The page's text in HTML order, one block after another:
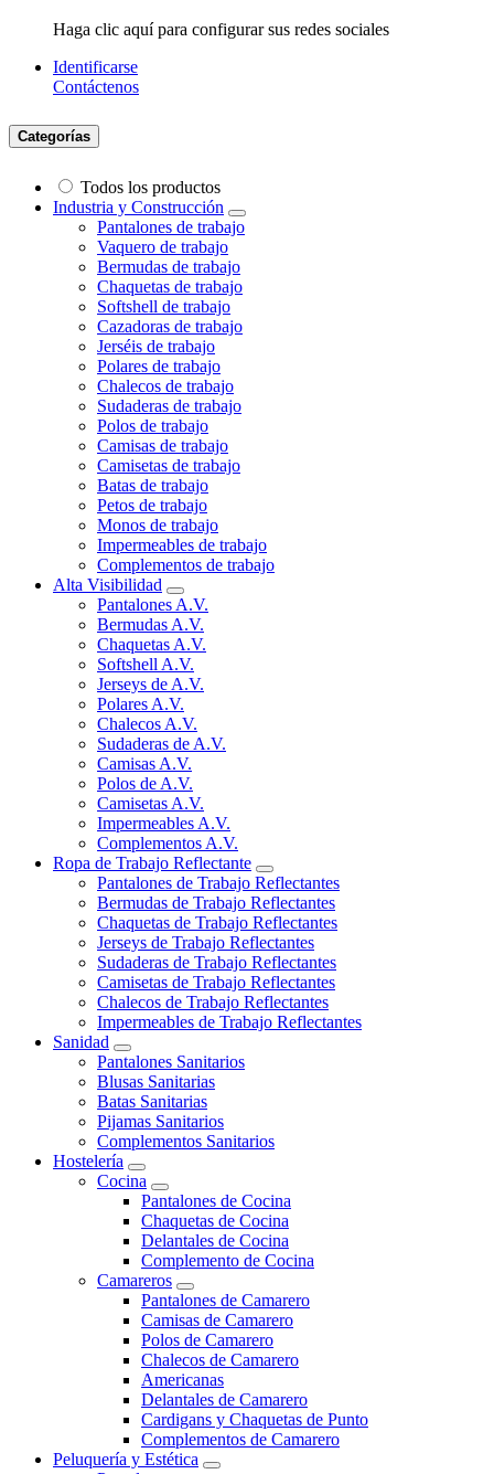
Haga clic aquí para configurar sus redes sociales
Identificarse
Contáctenos
Categorías
Todos los productos
Industria y Construcción
Pantalones de trabajo
Vaquero de trabajo
Bermudas de trabajo
Chaquetas de trabajo
Softshell de trabajo
Cazadoras de trabajo
Jerséis de trabajo
Polares de trabajo
Chalecos de trabajo
Sudaderas de trabajo
Polos de trabajo
Camisas de trabajo
Camisetas de trabajo
Batas de trabajo
Petos de trabajo
Monos de trabajo
Impermeables de trabajo
Complementos de trabajo
Alta Visibilidad
Pantalones A.V.
Bermudas A.V.
Chaquetas A.V.
Softshell A.V.
Jerseys de A.V.
Polares A.V.
Chalecos A.V.
Sudaderas de A.V.
Camisas A.V.
Polos de A.V.
Camisetas A.V.
Impermeables A.V.
Complementos A.V.
Ropa de Trabajo Reflectante
Pantalones de Trabajo Reflectantes
Bermudas de Trabajo Reflectantes
Chaquetas de Trabajo Reflectantes
Jerseys de Trabajo Reflectantes
Sudaderas de Trabajo Reflectantes
Camisetas de Trabajo Reflectantes
Chalecos de Trabajo Reflectantes
Impermeables de Trabajo Reflectantes
Sanidad
Pantalones Sanitarios
Blusas Sanitarias
Batas Sanitarias
Pijamas Sanitarios
Complementos Sanitarios
Hostelería
Cocina
Pantalones de Cocina
Chaquetas de Cocina
Delantales de Cocina
Complemento de Cocina
Camareros
Pantalones de Camarero
Camisas de Camarero
Polos de Camarero
Chalecos de Camarero
Americanas
Delantales de Camarero
Cardigans y Chaquetas de Punto
Complementos de Camarero
Peluquería y Estética